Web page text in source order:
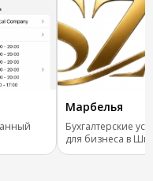
Марбелья
Бухгалтерские
для бизнеса в